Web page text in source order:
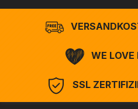
WE LOVE
SSL